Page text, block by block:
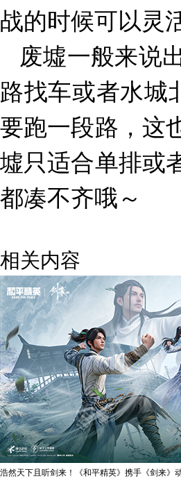
战的时候可以灵
废墟一般来说
路找车或者水城
要跑一段路，这
墟只适合单排或
都凑不齐哦～
相关内容
浩然天下且听剑来！《和平精英》携手《剑来》